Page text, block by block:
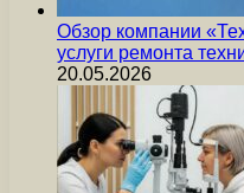
Обзор компании
услуги ремонта
20.05.2026